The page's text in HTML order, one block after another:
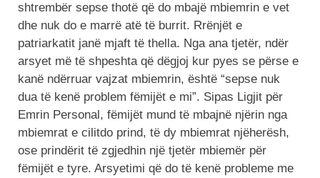
shtrembër sepse thotë që do mbajë mbiemrin e vet
dhe nuk do e marrë atë të burrit. Rrënjët e
patriarkatit janë mjaft të thella. Nga ana tjetër, ndër
arsyet më të shpeshta që dëgjoj kur pyes se përse e
kanë ndërruar vajzat mbiemrin, është “sepse nuk
dua të kenë problem fëmijët e mi”. Sipas Ligjit për
Emrin Personal, fëmijët mund të mbajnë njërin nga
mbiemrat e cilitdo prind, të dy mbiemrat njëherësh,
ose prindërit të zgjedhin një tjetër mbiemër për
fëmijët e tyre. Arsyetimi që do të kenë probleme me